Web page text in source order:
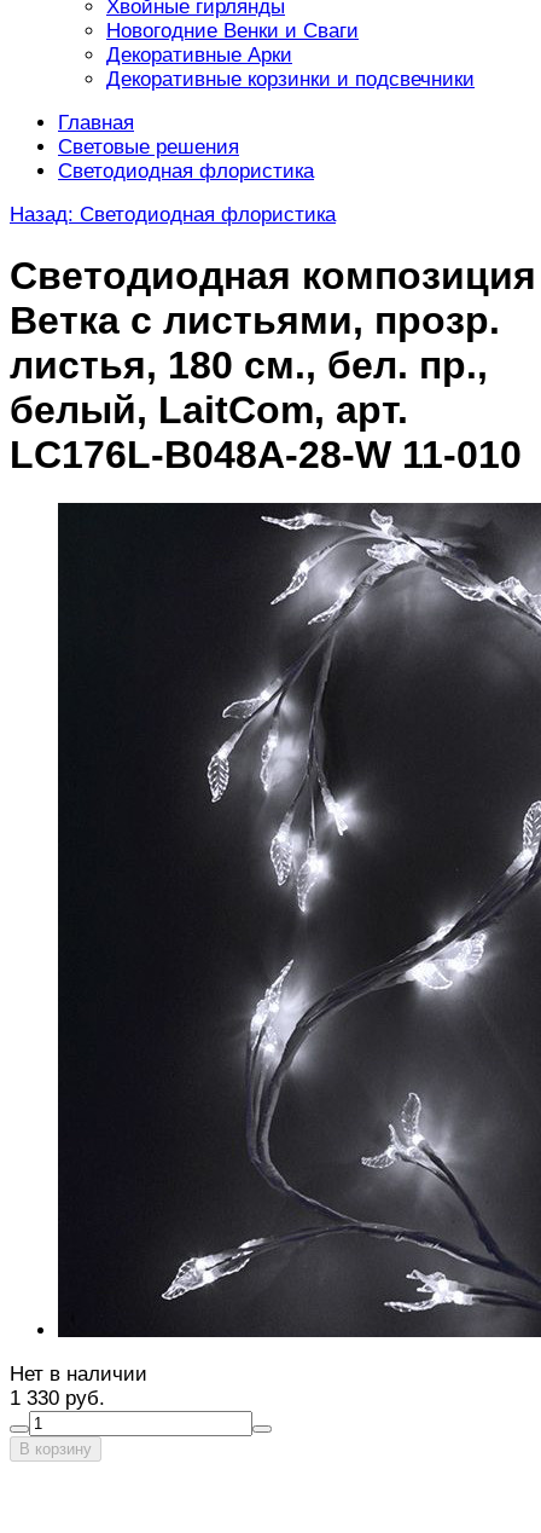
Хвойные гирлянды
Новогодние Венки и Сваги
Декоративные Арки
Декоративные корзинки и подсвечники
Главная
Световые решения
Светодиодная флористика
Назад: Светодиодная флористика
Светодиодная композиция
Ветка с листьями, прозр.
листья, 180 см., бел. пр.,
белый, LaitCom, арт.
LC176L-B048A-28-W 11-010
Нет в наличии
1 330 руб.
В корзину